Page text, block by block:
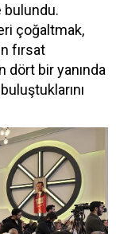
bulundu.
çoğaltmak,
fırsat
dört bir yanında